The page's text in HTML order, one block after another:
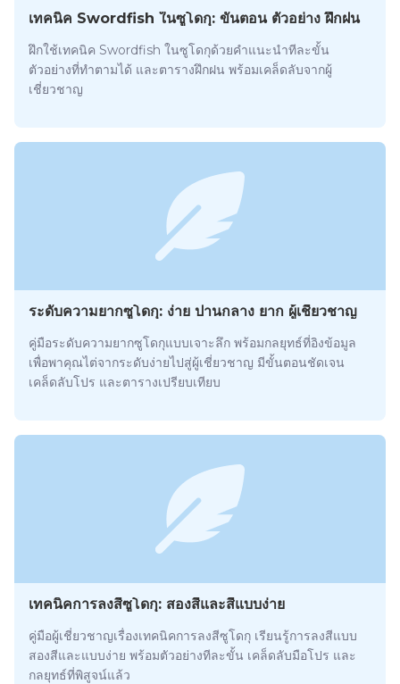
เทคนิค Swordfish ในซูโดกุ: ขั้นตอน ตัวอย่าง ฝึกฝน
ฝึกใช้เทคนิค Swordfish ในซูโดกุด้วยคำแนะนำทีละขั้น
ตัวอย่างที่ทำตามได้ และตารางฝึกฝน พร้อมเคล็ดลับจากผู้
เชี่ยวชาญ
ระดับความยากซูโดกุ: ง่าย ปานกลาง ยาก ผู้เชี่ยวชาญ
คู่มือระดับความยากซูโดกุแบบเจาะลึก พร้อมกลยุทธ์ที่อิงข้อมูล
เพื่อพาคุณไต่จากระดับง่ายไปสู่ผู้เชี่ยวชาญ มีขั้นตอนชัดเจน
เคล็ดลับโปร และตารางเปรียบเทียบ
เทคนิคการลงสีซูโดกุ: สองสีและสีแบบง่าย
คู่มือผู้เชี่ยวชาญเรื่องเทคนิคการลงสีซูโดกุ เรียนรู้การลงสีแบบ
สองสีและแบบง่าย พร้อมตัวอย่างทีละขั้น เคล็ดลับมือโปร และ
กลยุทธ์ที่พิสูจน์แล้ว